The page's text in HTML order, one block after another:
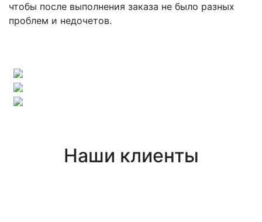
чтобы после выполнения заказа не было разных
проблем и недочетов.
Наши клиенты